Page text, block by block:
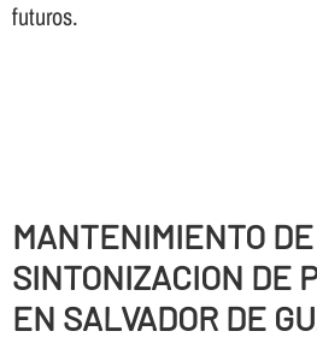
futuros.
MANTENIMIENTO DE
SINTONIZACION DE
EN SALVADOR DE